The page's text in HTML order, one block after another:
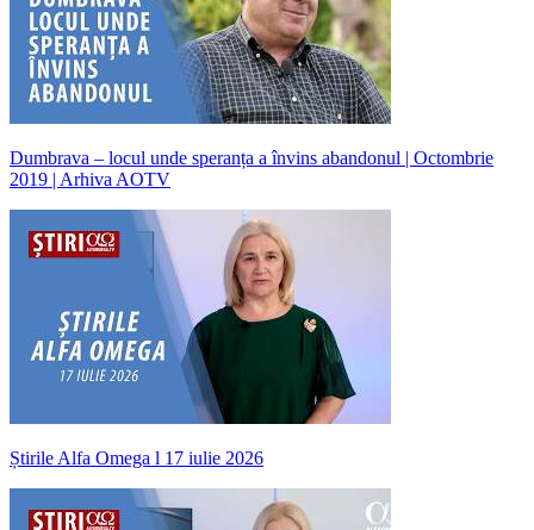
Dumbrava – locul unde speranța a învins abandonul | Octombrie
2019 | Arhiva AOTV
Știrile Alfa Omega l 17 iulie 2026